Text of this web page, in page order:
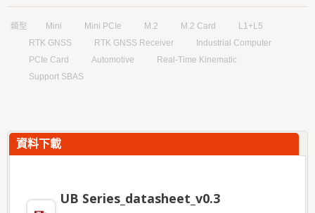
類型 Mini Mini PCIe M.2 M.2 Card
L1+L5
RTK GNSS
RTK GNSS Receiver
Industrial Computer
PCIe Card
Automotive
Real-Time Kinematic
Support SBAS
資料下載
UB Series_datasheet_v0.3